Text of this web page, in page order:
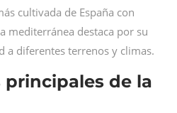
cultivada de España con
mediterránea destaca por su
a diferentes terrenos y climas.
principales de la